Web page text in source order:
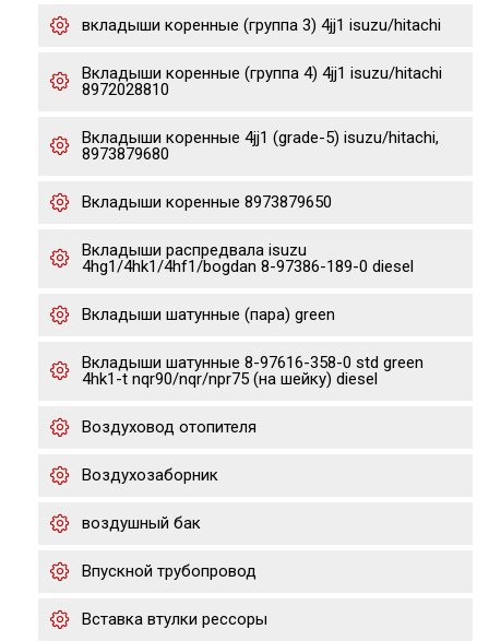
вкладыши коренные (группа 3) 4jj1 isuzu/hitachi
Вкладыши коренные (группа 4) 4jj1 isuzu/hitachi
8972028810
Вкладыши коренные 4jj1 (grade-5) isuzu/hitachi,
8973879680
Вкладыши коренные 8973879650
Вкладыши распредвала isuzu
4hg1/4hk1/4hf1/bogdan 8-97386-189-0 diesel
Вкладыши шатунные (пара) green
Вкладыши шатунные 8-97616-358-0 std green
4hk1-t nqr90/nqr/npr75 (на шейку) diesel
Воздуховод отопителя
Воздухозаборник
воздушный бак
Впускной трубопровод
Вставка втулки рессоры